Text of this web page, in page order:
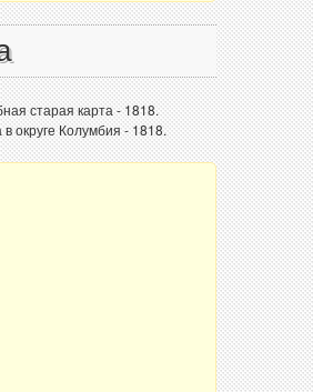
старая карта - 1818.
округе Колумбия - 1818.